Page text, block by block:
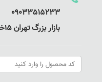
09033515233 واتساپ و تلگرام
بازار بزرگ تهران 15خرداد شرقی پ157